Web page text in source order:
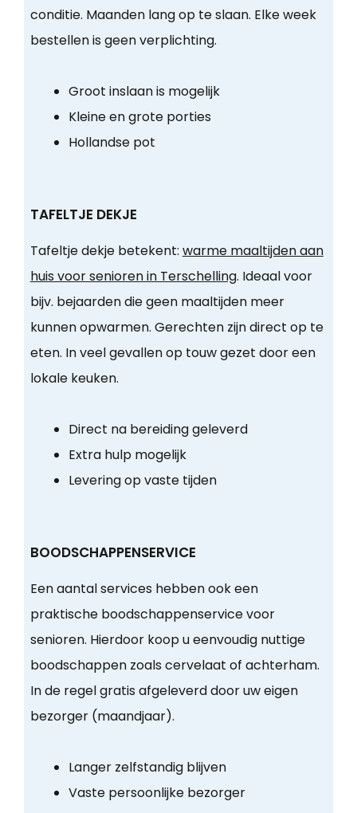
conditie. Maanden lang op te slaan. Elke week
bestellen is geen verplichting.
Groot inslaan is mogelijk
Kleine en grote porties
Hollandse pot
TAFELTJE DEKJE
Tafeltje dekje betekent: warme maaltijden aan
huis voor senioren in Terschelling. Ideaal voor
bijv. bejaarden die geen maaltijden meer
kunnen opwarmen. Gerechten zijn direct op te
eten. In veel gevallen op touw gezet door een
lokale keuken.
Direct na bereiding geleverd
Extra hulp mogelijk
Levering op vaste tijden
BOODSCHAPPENSERVICE
Een aantal services hebben ook een
praktische boodschappenservice voor
senioren. Hierdoor koop u eenvoudig nuttige
boodschappen zoals cervelaat of achterham.
In de regel gratis afgeleverd door uw eigen
bezorger (maandjaar).
Langer zelfstandig blijven
Vaste persoonlijke bezorger